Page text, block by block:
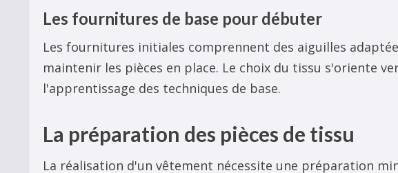
Les fournitures de base pour débuter
Les fournitures initiales comprennent des aiguilles
maintenir les pièces en place. Le choix du tissu s'oriente
l'apprentissage des techniques de base.
La préparation des pièces de tissu
La réalisation d'un vêtement nécessite une préparation